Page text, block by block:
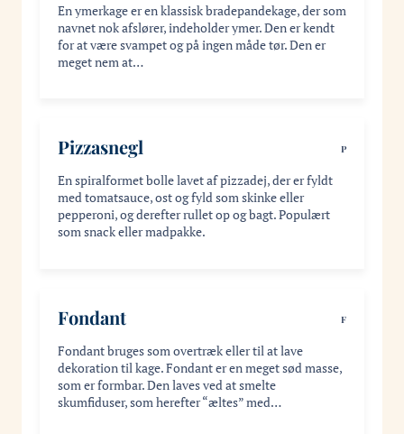
En ymerkage er en klassisk bradepandekage, der som
navnet nok afslører, indeholder ymer. Den er kendt
for at være svampet og på ingen måde tør. Den er
meget nem at…
Pizzasnegl P
En spiralformet bolle lavet af pizzadej, der er fyldt
med tomatsauce, ost og fyld som skinke eller
pepperoni, og derefter rullet op og bagt. Populært
som snack eller madpakke.
Fondant F
Fondant bruges som overtræk eller til at lave
dekoration til kage. Fondant er en meget sød masse,
som er formbar. Den laves ved at smelte
skumfiduser, som herefter “æltes” med…